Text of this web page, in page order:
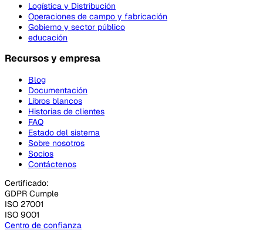
Logística y Distribución
Operaciones de campo y fabricación
Gobierno y sector público
educación
Recursos y empresa
Blog
Documentación
Libros blancos
Historias de clientes
FAQ
Estado del sistema
Sobre nosotros
Socios
Contáctenos
Certificado:
GDPR Cumple
ISO 27001
ISO 9001
Centro de confianza